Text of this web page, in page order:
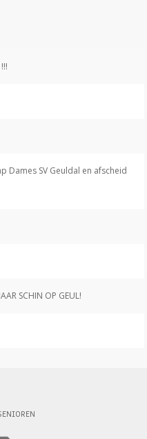
Dames SV Geuldal en afscheid
SCHIN OP GEUL!